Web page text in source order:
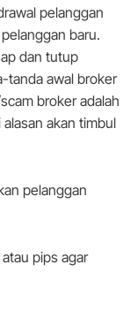
pelanggan
baru.
dan tutup
tanda awal broker
broker adalah
akan timbul
pelanggan
pips agar